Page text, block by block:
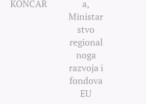
KONČAR
a,
Ministar
stvo
regional
noga
razvoja i
fondova
EU